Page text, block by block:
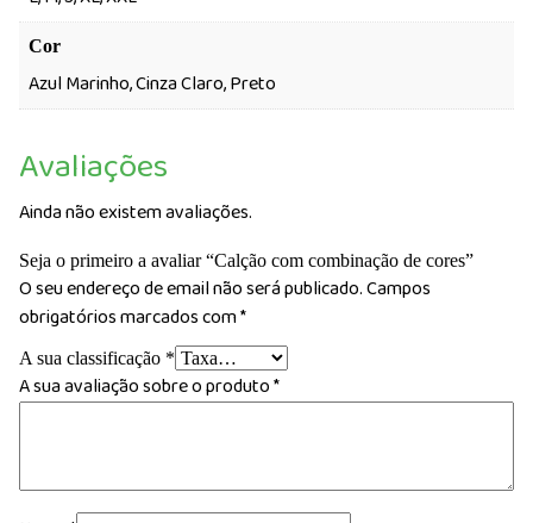
Cor
Azul Marinho, Cinza Claro, Preto
Avaliações
Ainda não existem avaliações.
Seja o primeiro a avaliar “Calção com combinação de cores”
O seu endereço de email não será publicado.Campos
obrigatórios marcados com*
A sua classificação *
A sua avaliação sobre o produto*